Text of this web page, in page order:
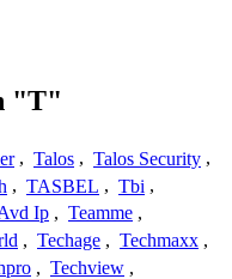
"T"
, Talos , Talos Security ,
, TASBEL , Tbi ,
Ip , Teamme ,
, Techage , Techmaxx ,
, Techview ,